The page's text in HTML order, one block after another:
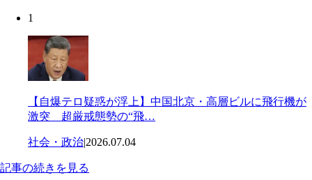
1
【自爆テロ疑惑が浮上】中国北京・高層ビルに飛行機が
激突 超厳戒態勢の“飛…
社会・政治|2026.07.04
記事の続きを見る